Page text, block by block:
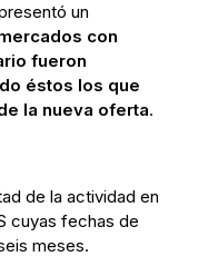
un
con
fueron
éstos los que
la nueva oferta.
de la actividad en
cuyas fechas de
meses.